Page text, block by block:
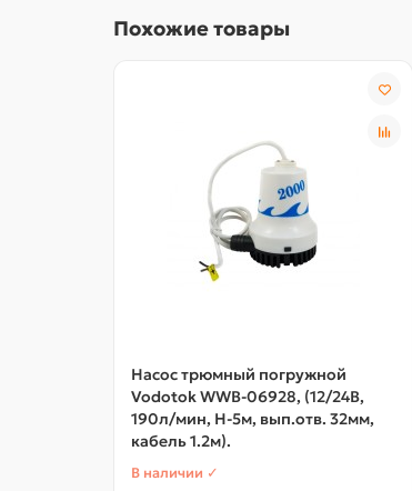
Похожие товары
Насос трюмный погружной
Vodotok WWB-06928, (12/24В,
190л/мин, H-5м, вып.отв. 32мм,
кабель 1.2м).
В наличии ✓